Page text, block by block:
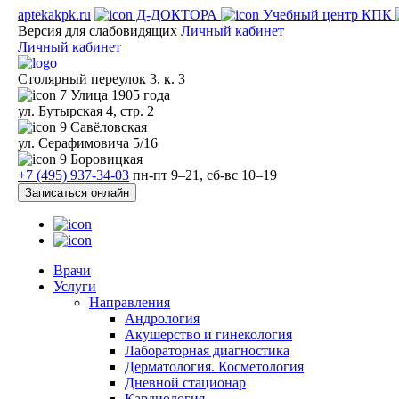
aptekakpk.ru Д-ДОКТОРА Учебный центр КПК
Версия для слабовидящих Личный кабинет
Личный кабинет
Столярный переулок 3, к. 3
7 Улица 1905 года
ул. Бутырская 4, стр. 2
9 Савёловская
ул. Серафимовича 5/16
9 Боровицкая
+7 (495) 937-34-03 пн-пт 9–21, сб-вс 10–19
Записаться онлайн
Врачи
Услуги
Направления
Андрология
Акушерство и гинекология
Лабораторная диагностика
Дерматология. Косметология
Дневной стационар